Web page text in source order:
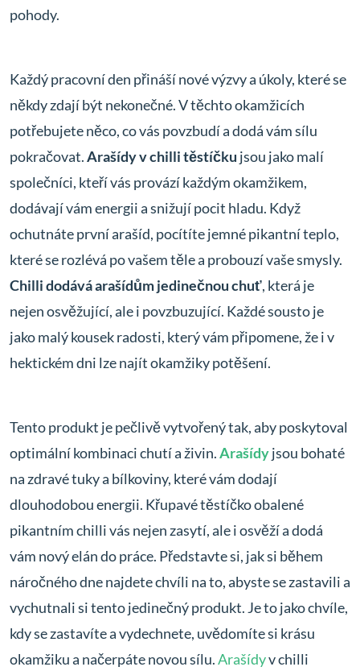
pohody.
Každý pracovní den přináší nové výzvy a úkoly, které se
někdy zdají být nekonečné. V těchto okamžicích
potřebujete něco, co vás povzbudí a dodá vám sílu
pokračovat.Arašídy v chilli těstíčku jsou jako malí
společníci, kteří vás provází každým okamžikem,
dodávají vám energii a snižují pocit hladu. Když
ochutnáte první arašíd, pocítíte jemné pikantní teplo,
které se rozlévá po vašem těle a probouzí vaše smysly.
Chilli dodává arašídům jedinečnou chuť, která je
nejen osvěžující, ale i povzbuzující. Každé sousto je
jako malý kousek radosti, který vám připomene, že i v
hektickém dni lze najít okamžiky potěšení.
Tento produkt je pečlivě vytvořený tak, aby poskytoval
optimální kombinaci chutí a živin.Arašídyjsou bohaté
na zdravé tuky a bílkoviny, které vám dodají
dlouhodobou energii. Křupavé těstíčko obalené
pikantním chilli vás nejen zasytí, ale i osvěží a dodá
vám nový elán do práce. Představte si, jak si během
náročného dne najdete chvíli na to, abyste se zastavili a
vychutnali si tento jedinečný produkt. Je to jako chvíle,
kdy se zastavíte a vydechnete, uvědomíte si krásu
okamžiku a načerpáte novou sílu.Arašídyv chilli